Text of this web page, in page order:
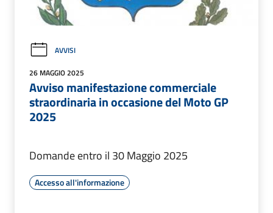
AVVISI
26 MAGGIO 2025
Avviso manifestazione commerciale
straordinaria in occasione del Moto GP
2025
Domande entro il 30 Maggio 2025
Accesso all'informazione